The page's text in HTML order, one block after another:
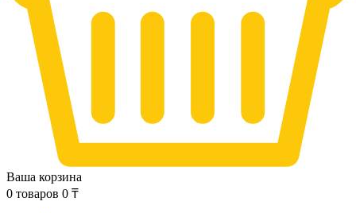
Ваша корзина
0 товаров 0 ₸